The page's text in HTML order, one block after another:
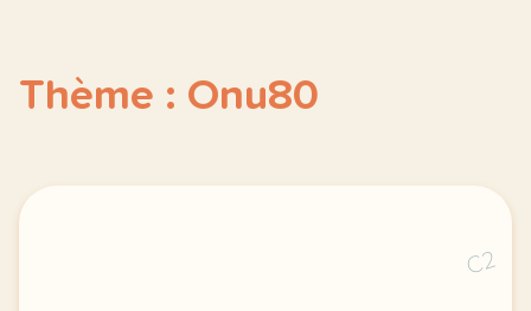
Thème : Onu80
C2